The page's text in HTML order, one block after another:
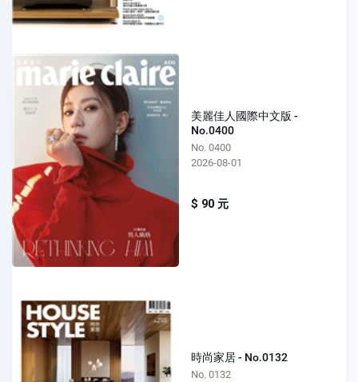
美麗佳人國際中文版 -
No.0400
No. 0400
2026-08-01
$ 90 元
時尚家居 - No.0132
No. 0132